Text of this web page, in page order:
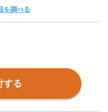
を調べる
する